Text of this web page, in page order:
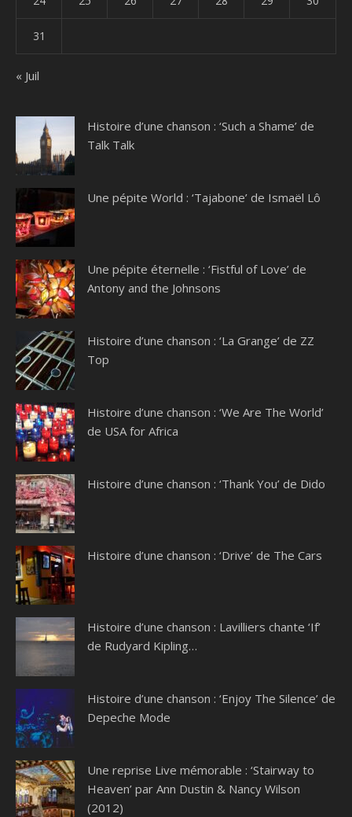
31
« Juil
Histoire d’une chanson : ‘Such a Shame’ de
Talk Talk
Une pépite World : ‘Tajabone’ de Ismaël Lô
Une pépite éternelle : ‘Fistful of Love’ de
Antony and the Johnsons
Histoire d’une chanson : ‘La Grange’ de ZZ
Top
Histoire d’une chanson : ‘We Are The World’
de USA for Africa
Histoire d’une chanson : ‘Thank You’ de Dido
Histoire d’une chanson : ‘Drive’ de The Cars
Histoire d’une chanson : Lavilliers chante ‘If’
de Rudyard Kipling…
Histoire d’une chanson : ‘Enjoy The Silence’ de
Depeche Mode
Une reprise Live mémorable : ‘Stairway to
Heaven’ par Ann Dustin & Nancy Wilson
(2012)